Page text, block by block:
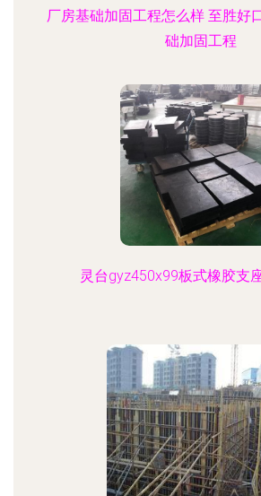
厂房基础加固工程怎么样 至胜好
础加固工程
灵台gyz450x99板式橡胶支